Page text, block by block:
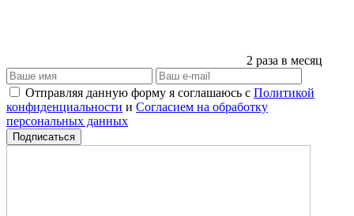
2 раза в месяц
Отправляя данную форму я соглашаюсь с Политикой
конфиденциальности и Согласием на обработку
персональных данных
Подписаться